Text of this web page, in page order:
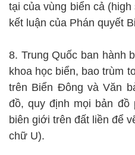
tại của vùng biển cả
kết luận của Phán quyết
8. Trung Quốc ban hành
khoa học biển, bao trùm
trên Biển Đông và Văn
đồ, quy định mọi bản đồ
biên giới trên đất liền để
chữ U).